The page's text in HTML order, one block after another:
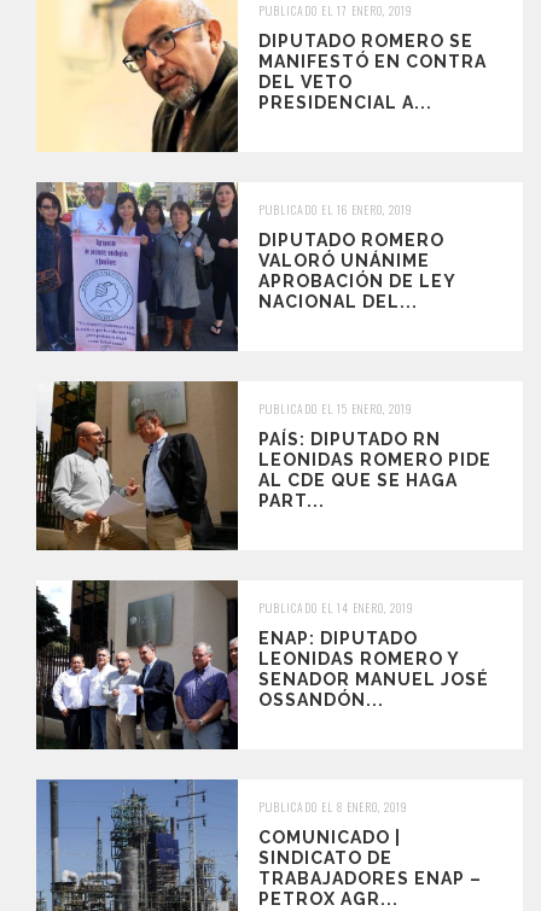
PUBLICADO EL 17 ENERO, 2019
DIPUTADO ROMERO SE
MANIFESTÓ EN CONTRA
DEL VETO
PRESIDENCIAL A...
PUBLICADO EL 16 ENERO, 2019
DIPUTADO ROMERO
VALORÓ UNÁNIME
APROBACIÓN DE LEY
NACIONAL DEL...
PUBLICADO EL 15 ENERO, 2019
PAÍS: DIPUTADO RN
LEONIDAS ROMERO PIDE
AL CDE QUE SE HAGA
PART...
PUBLICADO EL 14 ENERO, 2019
ENAP: DIPUTADO
LEONIDAS ROMERO Y
SENADOR MANUEL JOSÉ
OSSANDÓN...
PUBLICADO EL 8 ENERO, 2019
COMUNICADO |
SINDICATO DE
TRABAJADORES ENAP –
PETROX AGR...